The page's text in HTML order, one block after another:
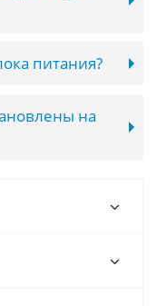
питания?
на